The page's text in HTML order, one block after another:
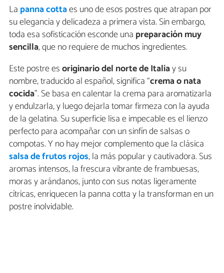
La panna cottaes uno de esos postres que atrapan por
su elegancia y delicadeza a primera vista. Sin embargo,
toda esa sofisticación esconde una preparación muy
sencilla, que no requiere de muchos ingredientes.
Este postre esoriginario del norte de Italiay su
nombre, traducido al español, significa “crema o nata
cocida”. Se basa en calentar la crema para aromatizarla
y endulzarla, y luego dejarla tomar firmeza con la ayuda
de la gelatina. Su superficie lisa e impecable es el lienzo
perfecto para acompañar con un sinfín de salsas o
compotas. Y no hay mejor complemento que la clásica
salsa de frutos rojos, la más popular y cautivadora. Sus
aromas intensos, la frescura vibrante de frambuesas,
moras y arándanos, junto con sus notas ligeramente
cítricas, enriquecen la panna cotta y la transforman en un
postre inolvidable.